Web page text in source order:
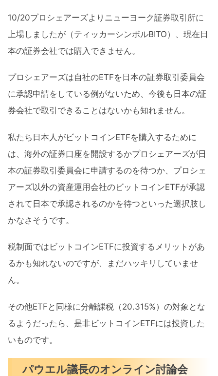
10/20プロシェアーズよりニューヨーク証券取引所に
上場しましたが（ティッカーシンボルBITO）、現在日
本の証券会社では購入できません。
プロシェアーズは自社のETFを日本の証券取引委員会
に承認申請をしている例がないため、今後も日本の証
券会社で取引できることはないかも知れません。
私たち日本人がビットコインETFを購入するために
は、海外の証券口座を開設するかプロシェアーズが日
本の証券取引委員会に申請するのを待つか、プロシェ
アーズ以外の資産運用会社のビットコインETFが承認
されて日本で承認されるのかを待つといった選択肢し
かなさそうです。
税制面ではビットコインETFに投資するメリットがあ
るかも知れないのですが、まだハッキリしていませ
ん。
その他ETFと同様に分離課税（20.315%）の対象とな
るようだったら、是非ビットコインETFには投資した
いものです。
パウエル議長のオンライン討論会